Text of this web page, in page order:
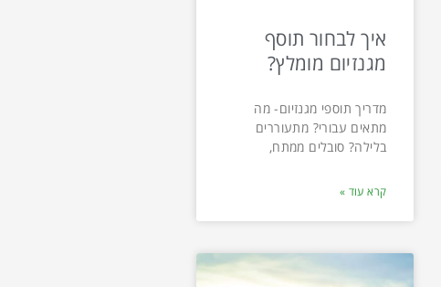
איך לבחור תוסף
מגנזיום מומלץ?
מדריך תוספי מגנזיום- מה
מתאים עבורי? מתעוררים
בלילה? סובלים ממתח,
קרא עוד »